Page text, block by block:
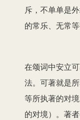
斥，不单单是
的常乐、无常
在颂词中安立
法。可著就是
等所执著的对
的对境）。著